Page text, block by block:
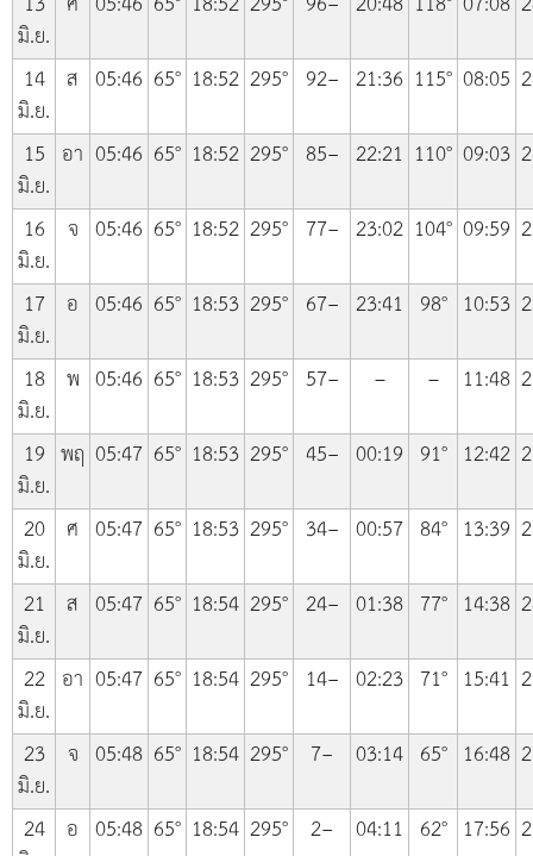
มิ.ย.
14
มิ.ย.
ส 05:46 65° 18:52 295° 92− 21:36 115° 08:05
15
มิ.ย.
อา 05:46 65° 18:52 295° 85− 22:21 110° 09:03
16
มิ.ย.
จ 05:46 65° 18:52 295° 77− 23:02 104° 09:59
17
มิ.ย.
อ 05:46 65° 18:53 295° 67− 23:41 98° 10:53
18
มิ.ย.
พ 05:46 65° 18:53 295° 57− – – 11:48
19
มิ.ย.
พฤ 05:47 65° 18:53 295° 45− 00:19 91° 12:42
20
มิ.ย.
ศ 05:47 65° 18:53 295° 34− 00:57 84° 13:39
21
มิ.ย.
ส 05:47 65° 18:54 295° 24− 01:38 77° 14:38
22
มิ.ย.
อา 05:47 65° 18:54 295° 14− 02:23 71° 15:41
23
มิ.ย.
จ 05:48 65° 18:54 295° 7− 03:14 65° 16:48
24 อ 05:48 65° 18:54 295° 2− 04:11 62° 17:56